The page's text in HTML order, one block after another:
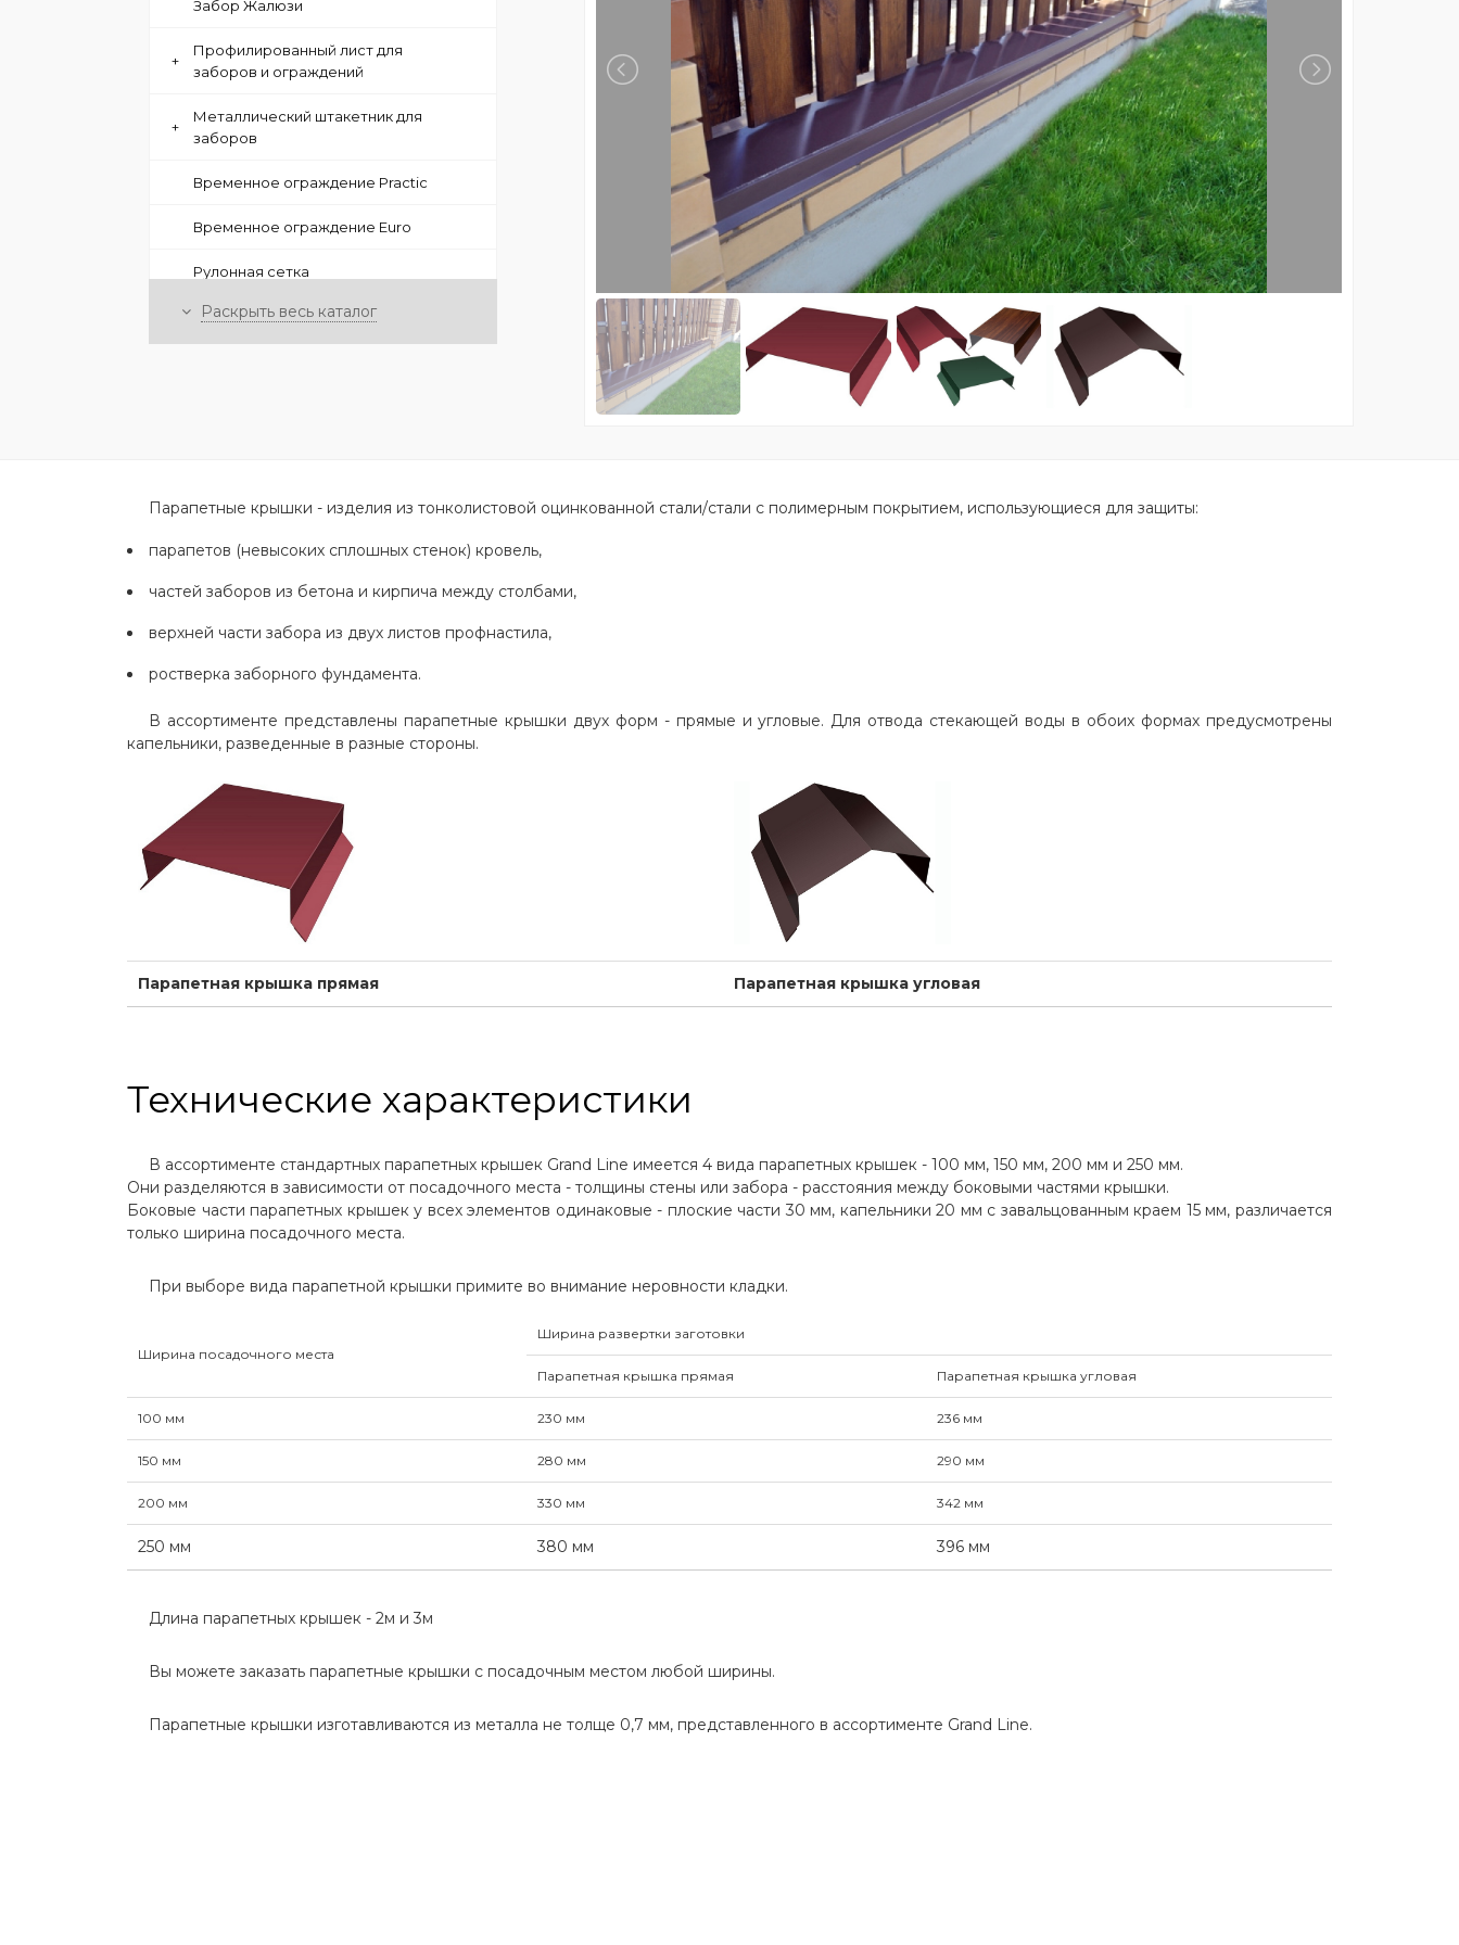
Забор Жалюзи
Профилированный лист для
заборов и ограждений
+
Металлический штакетник для
заборов
+
Временное ограждение Practic
Временное ограждение Euro
Рулонная сетка
Элементы ограждений Locinox
ПРОЧИЕ ТОВАРЫ
Раскрыть весь каталог
Парапетные крышки - изделия из тонколистовой оцинкованной стали/стали с полимерным покрытием, использующиеся для защиты:
парапетов (невысоких сплошных стенок) кровель,
частей заборов из бетона и кирпича между столбами,
верхней части забора из двух листов профнастила,
ростверка заборного фундамента.
В ассортименте представлены парапетные крышки двух форм - прямые и угловые. Для отвода стекающей воды в обоих формах предусмотрены
капельники, разведенные в разные стороны.
Парапетная крышка прямая Парапетная крышка угловая
Технические характеристики
В ассортименте стандартных парапетных крышек Grand Line имеется 4 вида парапетных крышек - 100 мм, 150 мм, 200 мм и 250 мм.
Они разделяются в зависимости от посадочного места - толщины стены или забора - расстояния между боковыми частями крышки.
Боковые части парапетных крышек у всех элементов одинаковые - плоские части 30 мм, капельники 20 мм с завальцованным краем 15 мм, различается
только ширина посадочного места.
При выборе вида парапетной крышки примите во внимание неровности кладки.
Ширина посадочного места
Ширина развертки заготовки
Парапетная крышка прямая Парапетная крышка угловая
100 мм 230 мм 236 мм
150 мм 280 мм 290 мм
200 мм 330 мм 342 мм
250 мм 380 мм 396 мм
Длина парапетных крышек - 2м и 3м
Вы можете заказать парапетные крышки с посадочным местом любой ширины.
Парапетные крышки изготавливаются из металла не толще 0,7 мм, представленного в ассортименте Grand Line.